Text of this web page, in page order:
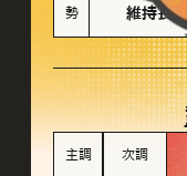
勢
維持長
主調 次調